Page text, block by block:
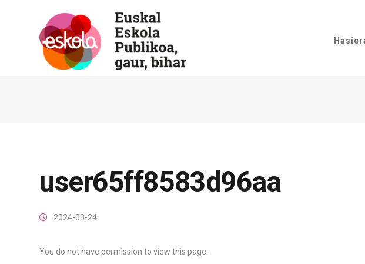
user65ff8583d96aa
2024-03-24
You do not have permission to view this page.